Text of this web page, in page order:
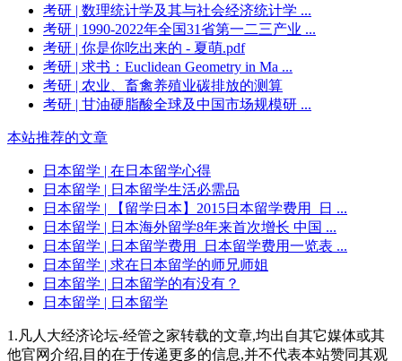
考研 | 数理统计学及其与社会经济统计学 ...
考研 | 1990-2022年全国31省第一二三产业 ...
考研 | 你是你吃出来的 - 夏萌.pdf
考研 | 求书：Euclidean Geometry in Ma ...
考研 | 农业、畜禽养殖业碳排放的测算
考研 | 甘油硬脂酸全球及中国市场规模研 ...
本站推荐的文章
日本留学 | 在日本留学心得
日本留学 | 日本留学生活必需品
日本留学 | 【留学日本】2015日本留学费用_日 ...
日本留学 | 日本海外留学8年来首次增长 中国 ...
日本留学 | 日本留学费用_日本留学费用一览表 ...
日本留学 | 求在日本留学的师兄师姐
日本留学 | 日本留学的有没有？
日本留学 | 日本留学
1.凡人大经济论坛-经管之家转载的文章,均出自其它媒体或其
他官网介绍,目的在于传递更多的信息,并不代表本站赞同其观